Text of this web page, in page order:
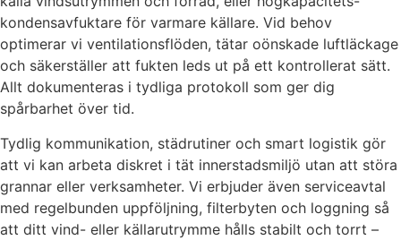
kondensavfuktare för varmare källare. Vid behov
optimerar vi ventilationsflöden, tätar oönskade luftläckage
och säkerställer att fukten leds ut på ett kontrollerat sätt.
Allt dokumenteras i tydliga protokoll som ger dig
spårbarhet över tid.
Tydlig kommunikation, städrutiner och smart logistik gör
att vi kan arbeta diskret i tät innerstadsmiljö utan att störa
grannar eller verksamheter. Vi erbjuder även serviceavtal
med regelbunden uppföljning, filterbyten och loggning så
att ditt vind- eller källarutrymme hålls stabilt och torrt –